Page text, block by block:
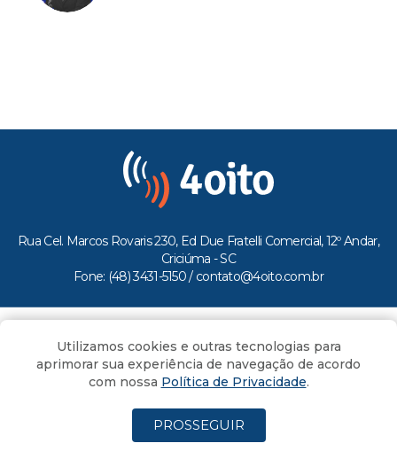
Rua Cel. Marcos Rovaris 230, Ed Due Fratelli Comercial, 12º Andar,
Criciúma - SC
Fone: (48) 3431-5150 / contato@4oito.com.br
Todos os direitos reservados ao Portal 4oito
Utilizamos cookies e outras tecnologias para
aprimorar sua experiência de navegação de acordo
com nossa Política de Privacidade.
PROSSEGUIR